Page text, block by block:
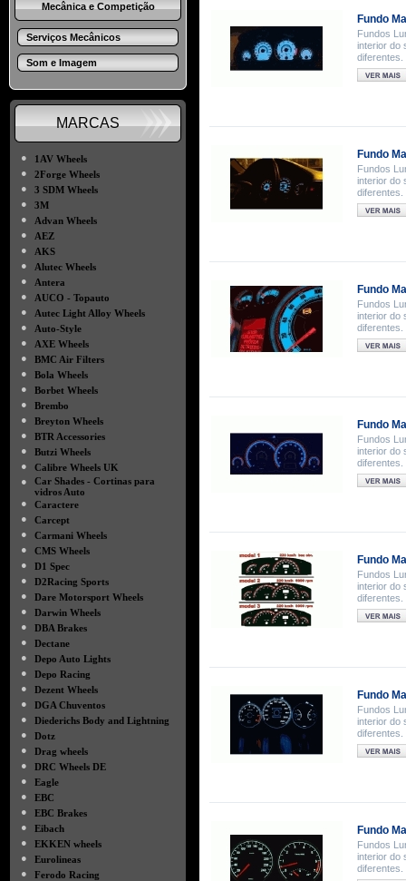
Mecânica e Competição
Serviços Mecânicos
Som e Imagem
MARCAS
●
1AV Wheels
●
2Forge Wheels
●
3 SDM Wheels
●
3M
●
Advan Wheels
●
AEZ
●
AKS
●
Alutec Wheels
●
Antera
●
AUCO - Topauto
●
Autec Light Alloy Wheels
●
Auto-Style
●
AXE Wheels
●
BMC Air Filters
●
Bola Wheels
●
Borbet Wheels
●
Brembo
●
Breyton Wheels
●
BTR Accessories
●
Butzi Wheels
●
Calibre Wheels UK
●
Car Shades - Cortinas para
vidros Auto
●
Caractere
●
Carcept
●
Carmani Wheels
●
CMS Wheels
●
D1 Spec
●
D2Racing Sports
●
Dare Motorsport Wheels
●
Darwin Wheels
●
DBA Brakes
●
Dectane
●
Depo Auto Lights
●
Depo Racing
●
Dezent Wheels
●
DGA Chuventos
●
Diederichs Body and Lightning
●
Dotz
●
Drag wheels
●
DRC Wheels DE
●
Eagle
●
EBC
●
EBC Brakes
●
Eibach
●
EKKEN wheels
●
Eurolineas
●
Ferodo Racing
Fundo
Fundos
interior do
diferentes.
Fundo
Fundos
interior do
diferentes.
Fundo
Fundos
interior do
diferentes.
Fundo
Fundos
interior do
diferentes.
Fundo
Fundos
interior do
diferentes.
Fundo
Fundos
interior do
diferentes.
Fundo
Fundos
interior do
diferentes.